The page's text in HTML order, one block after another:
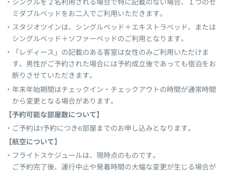
シングルを２名利用される場合で特に記載のない場合、１つのセ
ミダブルベッドをお二人でご利用いただきます。
スタジオツインは、シングルベッド＋エキストラベッド、または
シングルベッド＋ソファーベッドのご利用となります。
「レディース」の記載のある客室は女性のみご利用いただけま
す。男性がご予約された場合には予約成立後であっても宿泊をお
断りさせていただきます。
年末年始期間はチェックイン・チェックアウトの時間が通常時間
から変更となる場合があります。
【予約可能な部屋数について】
ご予約は1予約につき6部屋までのお申し込みとなります。
【航空について】
フライトスケジュールは、現時点のものです。
ご予約完了後、運行中止や発着時間の大幅な変更が生じる場合が